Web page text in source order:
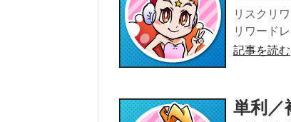
リスクリ
リワード
記事を読む
単利／